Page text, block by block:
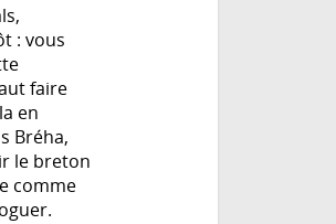
: vous
faire
en
Bréha,
le breton
comme